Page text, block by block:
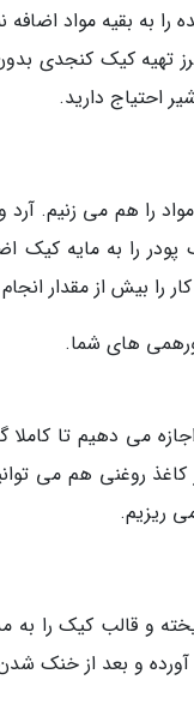
را به بقیه مواد
کیک کنجدی
احتیاج دارید.
را هم می زنیم.
را به مایه
را بیش از مقدار
های شما.
نموده و اجازه می دهیم
روغنی هم می
ریزیم.
و بعد از خنک